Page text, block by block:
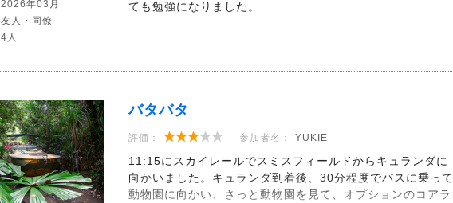
ても勉強になりました。
2026年03月
友人・同僚
4人
バタバタ
評価： 参加者名： YUKIE
11:15にスカイレールでスミスフィールドからキュランダに
向かいました。キュランダ到着後、30分程度でバスに乗って
動物園に向かい、さっと動物園を見て、オプションのコアラ